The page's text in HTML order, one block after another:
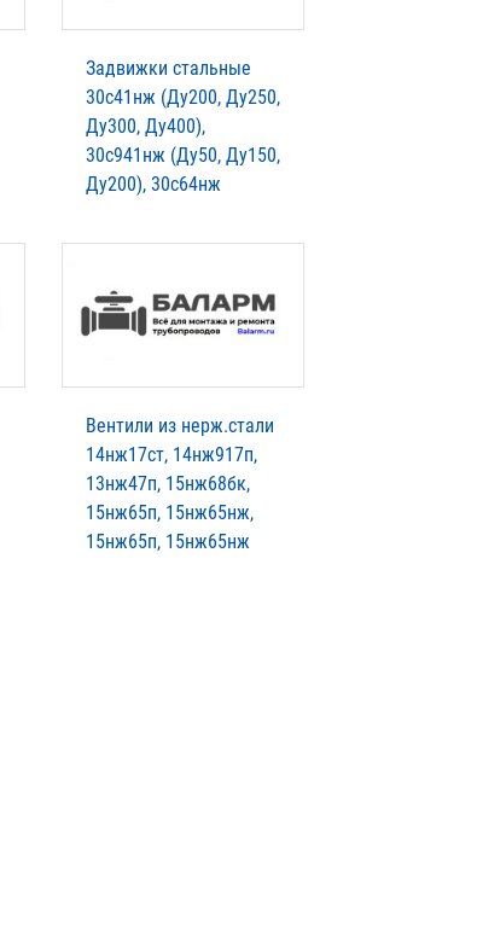
Задвижки стальные
30с41нж (Ду200, Ду250,
Ду300, Ду400),
30с941нж (Ду50, Ду150,
Ду200), 30с64нж
Вентили из нерж.стали
14нж17ст, 14нж917п,
13нж47п, 15нж68бк,
15нж65п, 15нж65нж,
15нж65п, 15нж65нж